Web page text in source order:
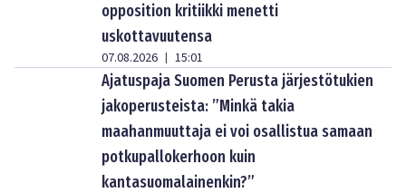
opposition kritiikki menetti
uskottavuutensa
07.08.2026 | 15:01
Ajatuspaja Suomen Perusta järjestötukien
jakoperusteista: ”Minkä takia
maahanmuuttaja ei voi osallistua samaan
potkupallokerhoon kuin
kantasuomalainenkin?”